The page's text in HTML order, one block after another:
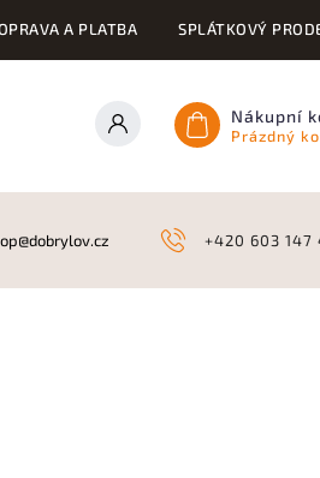
A PLATBA SPLÁTKOVÝ
Nákupní
Prázdný
KYNOLOGICKÉ POTŘEBY+420 603 147